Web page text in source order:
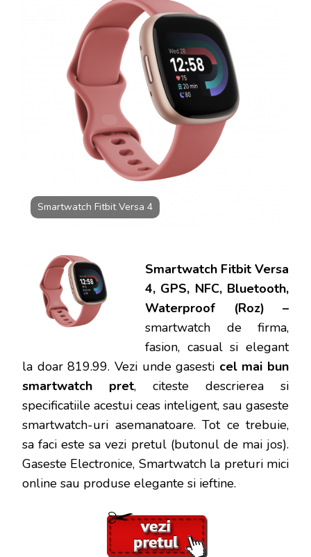
Smartwatch Fitbit Versa 4
Smartwatch Fitbit Versa
4, GPS, NFC, Bluetooth,
Waterproof (Roz) –
smartwatch de firma,
fasion, casual si elegant
la doar 819.99. Vezi unde gasesti cel mai bun
smartwatch pret, citeste descrierea si
specificatiile acestui ceas inteligent, sau gaseste
smartwatch-uri asemanatoare. Tot ce trebuie,
sa faci este sa vezi pretul (butonul de mai jos).
Gaseste Electronice, Smartwatch la preturi mici
online sau produse elegante si ieftine.